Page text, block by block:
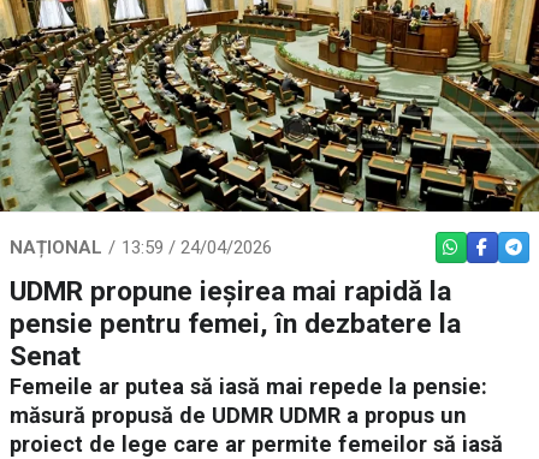
NAȚIONAL 13:59 / 24/04/2026 WHATSAPP
UDMR propune ieșirea mai rapidă la
pensie pentru femei, în dezbatere la
Senat
Femeile ar putea să iasă mai repede la pensie:
măsură propusă de UDMR UDMR a propus un
proiect de lege care ar permite femeilor să iasă